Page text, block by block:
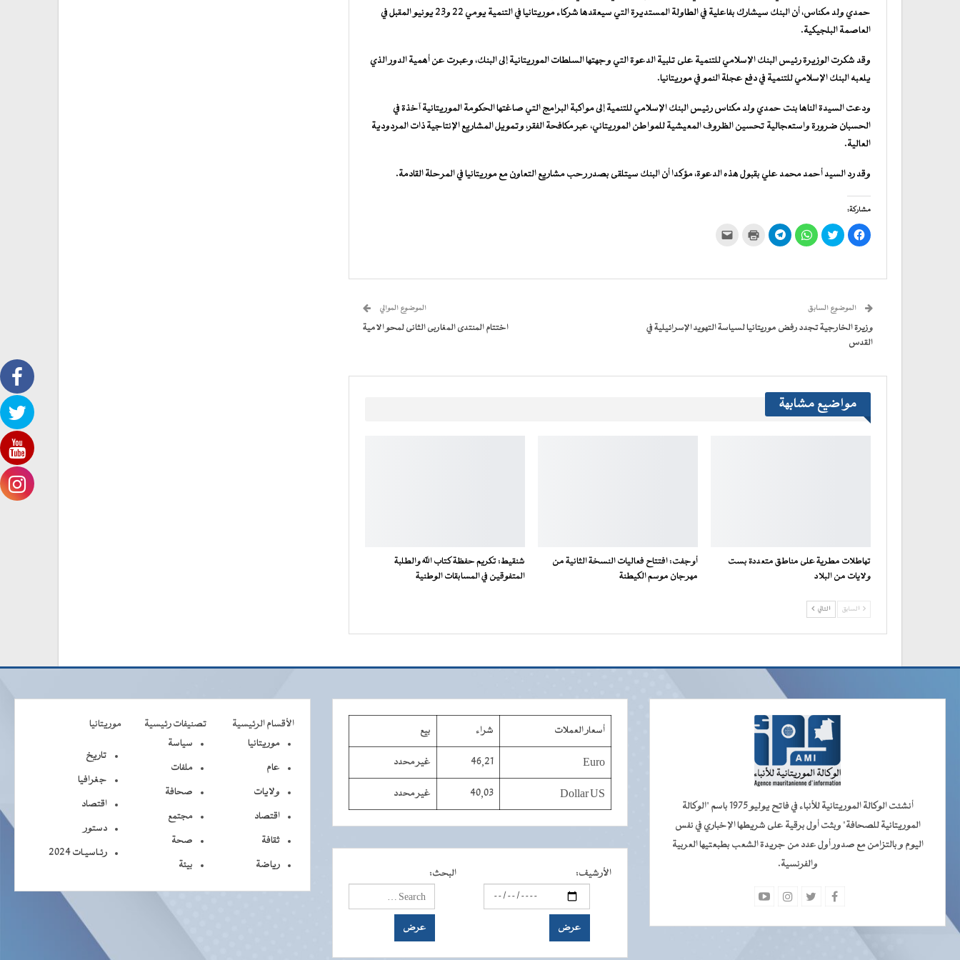
حمدي ولد مكناس، أن البنك سيشارك بفاعلية في الطاولة المستديرة التي سيعقدها شركاء موريتانيا في التنمية يومي 22 و23 يونيو المقبل في
العاصمة البلجيكية.
وقد شكرت الوزيرة رئيس البنك الإسلامي للتنمية على تلبية الدعوة التي وجهتها السلطات الموريتانية إلى البنك، وعبرت عن أهمية الدور الذي
يلعبه البنك الإسلامي للتنمية في دفع عجلة النمو في موريتانيا.
ودعت السيدة الناها بنت حمدي ولد مكناس رئيس البنك الإسلامي للتنمية إلى مواكبة البرامج التي صاغتها الحكومة الموريتانية آخذة في
الحسبان ضرورة واستعجالية تحسين الظروف المعيشية للمواطن الموريتاني، عبر مكافحة الفقر، وتمويل المشاريع الإنتاجية ذات المردودية
العالية.
وقد رد السيد أحمد محمد علي بقبول هذه الدعوة، مؤكدا أن البنك سيتلقى بصدر رحب مشاريع التعاون مع موريتانيا في المرحلة القادمة.
مشاركة:
انقر
للمشاركة
على
اضغط
للمشاركة
على
انقر
للمشاركة
على
انقر
للمشاركة
اضغط
للطباعة
جديدة)
الموضوع السابق
وزيرة الخارجية تجدد رفض موريتانيا لسياسة التهويد الإسرائيلية في
القدس
الموضوع الموالي
اختتام المنتدى المغاربى الثانى لمحو الامية
مواضيع مشابهة
تهاطلات مطرية على مناطق متعددة بست
ولايات من البلاد
أوجفت: افتتاح فعاليات النسخة الثانية من
مهرجان موسم الكيطنة
شنقيط: تكريم حفظة كتاب الله والطلبة
المتفوقين في المسابقات الوطنية
السابق التالي
أنشئت الوكالة الموريتانية للأنباء في فاتح يوليو 1975 باسم "الوكالة
الموريتانية للصحافة" وبثت أول برقية على شريطها الإخباري في نفس
اليوم و بالتزامن مع صدور أول عدد من جريدة الشعب بطبعتيها العربية
والفرنسية.
أسعار العملات شراء بيع
Euro
46,21 غير محدد
Dollar US
40,03 غير محدد
الأرشيف: البحث:
الأقسام الرئيسية تصنيفات رئيسية
موريتانيا
موريتانيا
عام
ولايات
اقتصاد
ثقافة
رياضة
سياسة
ملفات
صحافة
مجتمع
صحة
بيئة
تاريخ
جغرافيا
اقتصاد
دستور
رئـاسيـات 2024